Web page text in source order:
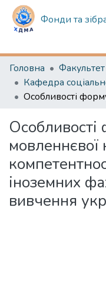
Фонди та
Головна
мовленнєвої
іноземних
вивчення